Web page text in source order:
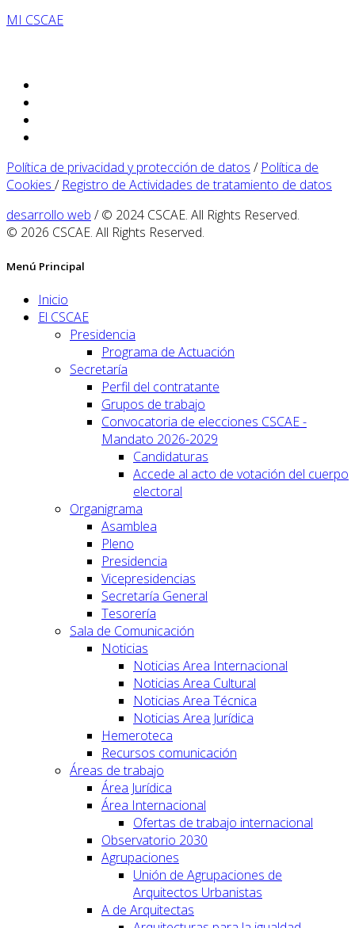
MI CSCAE
Política de privacidad y protección de datos / Política de
Cookies / Registro de Actividades de tratamiento de datos
desarrollo web / © 2024 CSCAE. All Rights Reserved.
© 2026 CSCAE. All Rights Reserved.
Menú Principal
Inicio
El CSCAE
Presidencia
Programa de Actuación
Secretaría
Perfil del contratante
Grupos de trabajo
Convocatoria de elecciones CSCAE -
Mandato 2026-2029
Candidaturas
Accede al acto de votación del cuerpo
electoral
Organigrama
Asamblea
Pleno
Presidencia
Vicepresidencias
Secretaría General
Tesorería
Sala de Comunicación
Noticias
Noticias Area Internacional
Noticias Area Cultural
Noticias Area Técnica
Noticias Area Jurídica
Hemeroteca
Recursos comunicación
Áreas de trabajo
Área Jurídica
Área Internacional
Ofertas de trabajo internacional
Observatorio 2030
Agrupaciones
Unión de Agrupaciones de
Arquitectos Urbanistas
A de Arquitectas